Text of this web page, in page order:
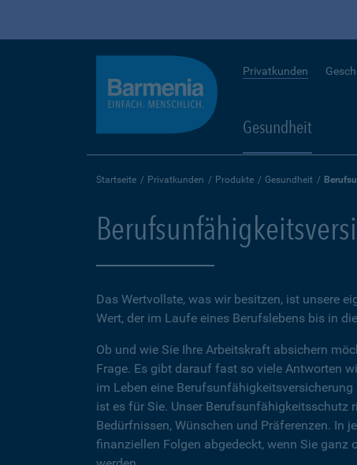
Privatkunden
Gesundheit
Startseite Privatkunden Produkte Gesundheit
Das Wertvollste, was wir besitzen, ist unsere
Wert, der im Laufe eines Berufslebens bis in
Ob und wie Sie Ihre Arbeitskraft absichern
Frage. Es gibt darauf fast so viele Antworten
im Leben eine
ist es für Sie. Unser Berufsunfähigkeitsschutz
Bedürfnissen, Wünschen und Präferenzen. In
finanziellen Folgen abgedeckt, wenn Sie ganz